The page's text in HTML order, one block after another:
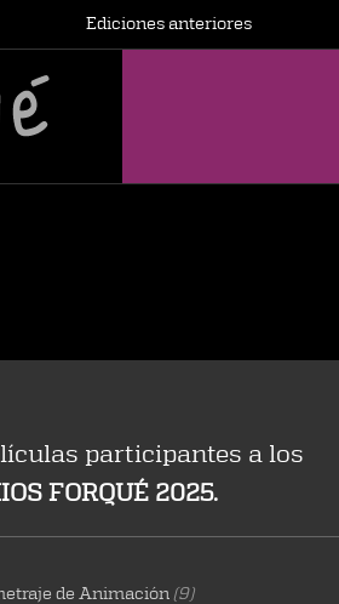
Ediciones anteriores
participantes a los
FORQUÉ 2025.
de Animación (9)